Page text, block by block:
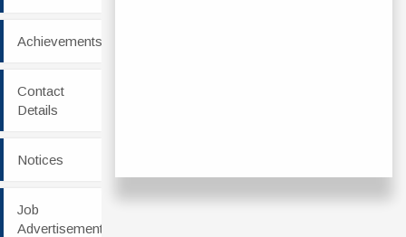
Achievements
Contact
Details
Notices
Job
Advertisement